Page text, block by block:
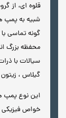
قلوه ای، از
شبیه به پمپ
گونه تماسی
محفظه بزرگ
سیالات با
گیلاس ،
این نوع پمپ
خواص فیزیکی